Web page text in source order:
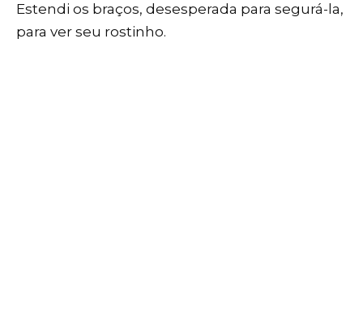
Estendi os braços, desesperada para segurá-la,
para ver seu rostinho.